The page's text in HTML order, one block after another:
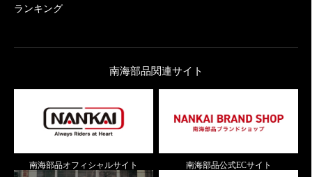
ランキング
南海部品関連サイト
南海部品オフィシャルサイト 南海部品公式ECサイト